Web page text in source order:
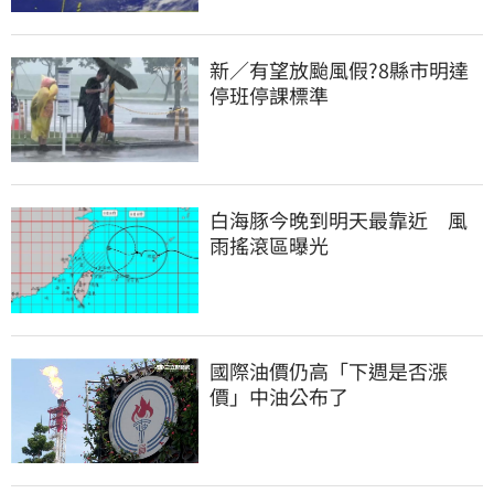
新／有望放颱風假?8縣市明達
停班停課標準
白海豚今晚到明天最靠近　風
雨搖滾區曝光
國際油價仍高「下週是否漲
價」中油公布了